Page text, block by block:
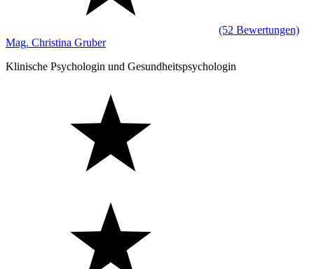
(52 Bewertungen)
Mag. Christina Gruber
Klinische Psychologin und Gesundheitspsychologin